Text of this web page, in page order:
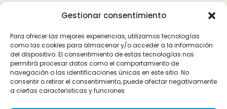
Gestionar consentimiento
Para ofrecer las mejores experiencias, utilizamos tecnologías
como las cookies para almacenar y/o acceder a la información
del dispositivo. El consentimiento de estas tecnologías nos
permitirá procesar datos como el comportamiento de
navegación o las identificaciones únicas en este sitio. No
consentir o retirar el consentimiento, puede afectar negativamente
a ciertas características y funciones.